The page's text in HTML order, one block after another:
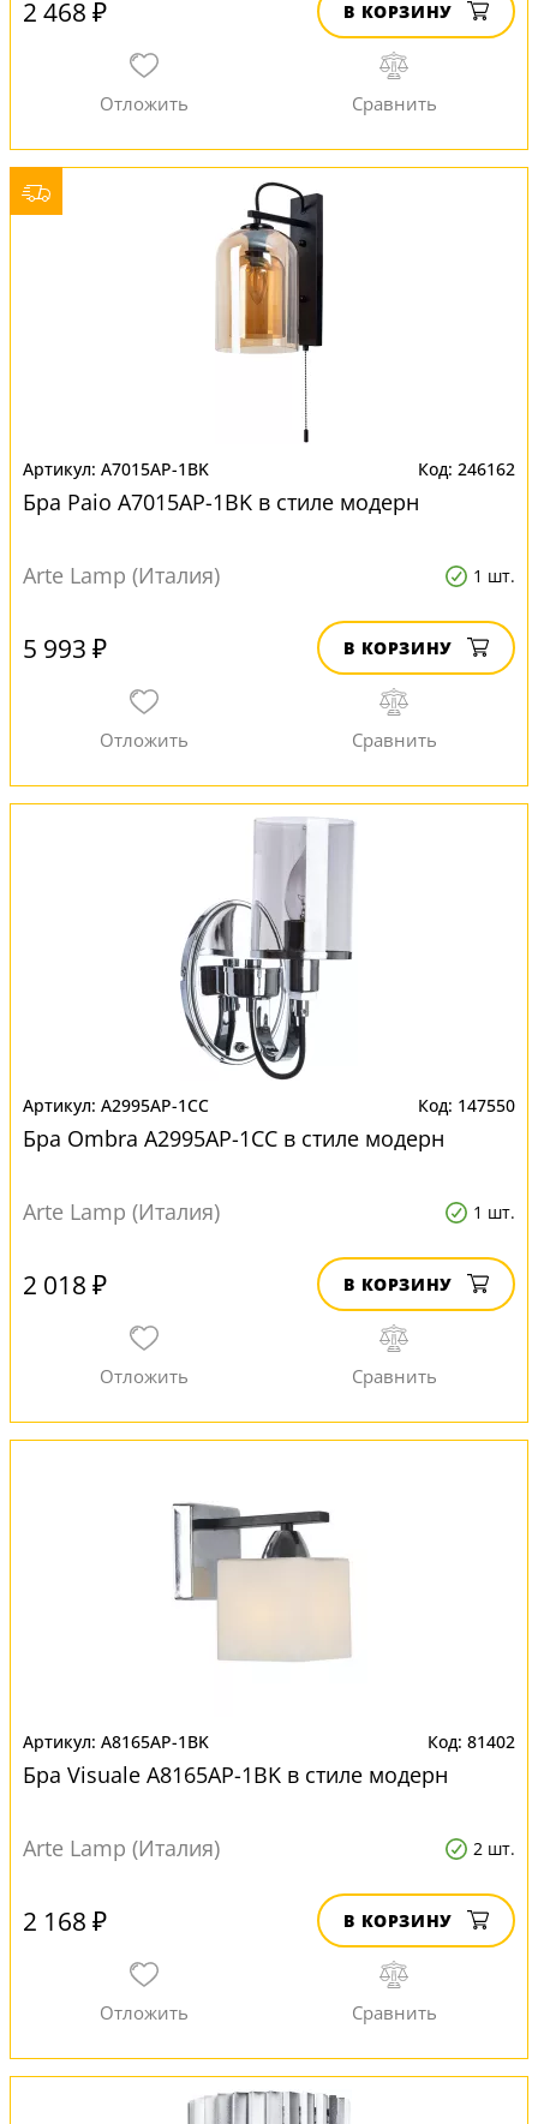
2 468 ₽ В КОРЗИНУ
A7015AP-1BK 246162
Бра Paio A7015AP-1BK в стиле модерн
Arte Lamp (Италия) 1 шт.
5 993 ₽ В КОРЗИНУ
A2995AP-1CC 147550
Бра Ombra A2995AP-1CC в стиле модерн
Arte Lamp (Италия) 1 шт.
2 018 ₽ В КОРЗИНУ
A8165AP-1BK 81402
Бра Visuale A8165AP-1BK в стиле модерн
Arte Lamp (Италия) 2 шт.
2 168 ₽ В КОРЗИНУ